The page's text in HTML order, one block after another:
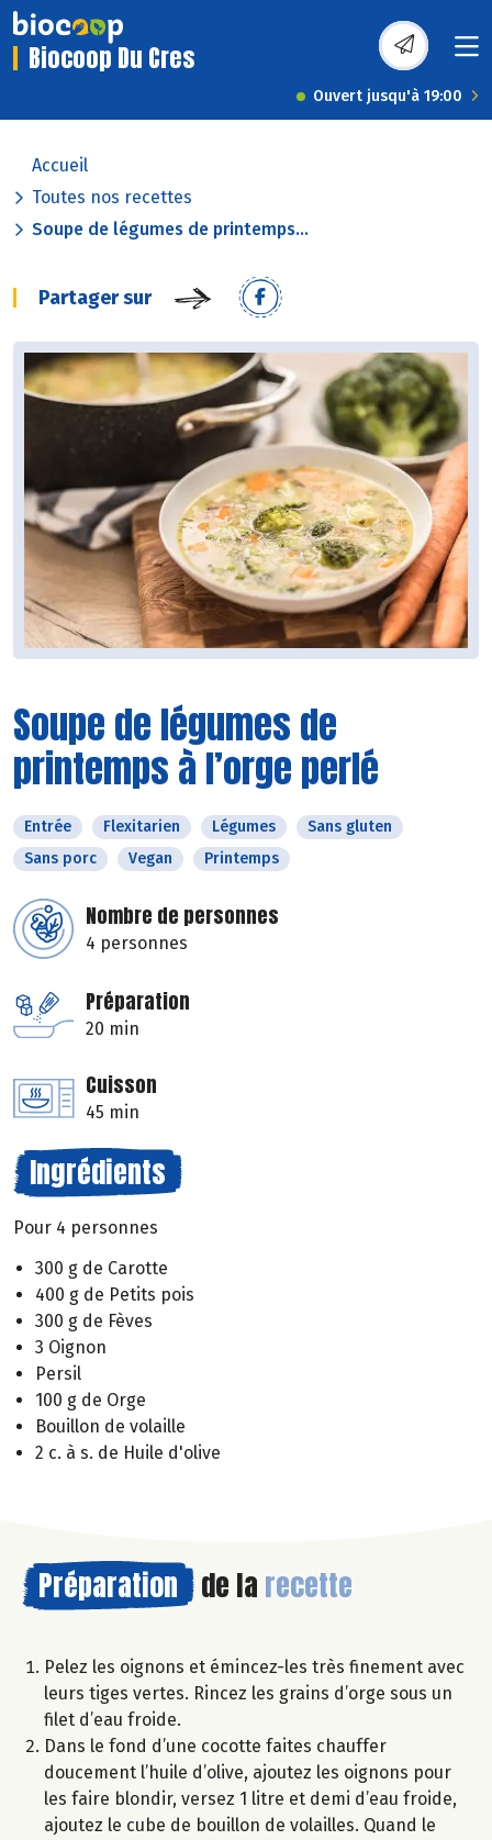
Biocoop Du Cres
Ouvert jusqu'à 19:00
Accueil
Toutes nos recettes
Soupe de légumes de printemps...
Partager sur
Soupe de légumes de
printemps à l’orge perlé
Entrée Flexitarien Légumes
Sans gluten
Sans porc
Vegan Printemps
Nombre de personnes
4 personnes
Préparation
20 min
Cuisson
45 min
Ingrédients
Pour 4 personnes
300 g de Carotte
400 g de Petits pois
300 g de Fèves
3 Oignon
Persil
100 g de Orge
Bouillon de volaille
2 c. à s. de Huile d'olive
Préparation de la recette
Pelez les oignons et émincez-les très finement avec
leurs tiges vertes. Rincez les grains d’orge sous un
filet d’eau froide.
Dans le fond d’une cocotte faites chauffer
doucement l’huile d’olive, ajoutez les oignons pour
les faire blondir, versez 1 litre et demi d’eau froide,
ajoutez le cube de bouillon de volailles. Quand le